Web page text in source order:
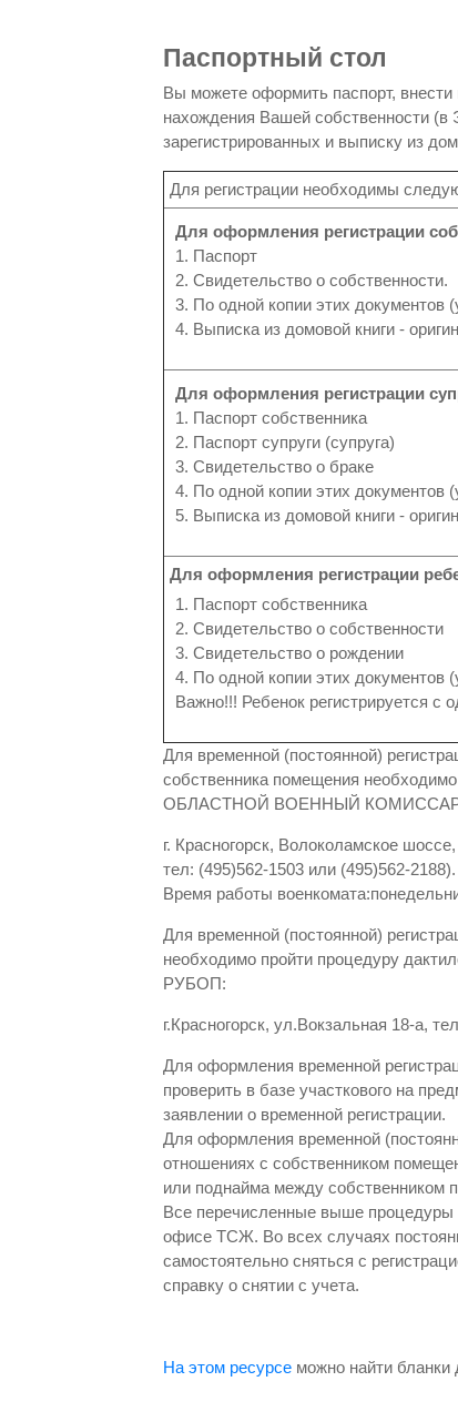
Паспортный стол
Вы можете оформить паспорт, внести
нахождения Вашей собственности
зарегистрированных и выписку из
Для регистрации необходимы
Для оформления регистрации
1. Паспорт
2. Свидетельство о собственности.
3. По одной копии этих документов
4. Выписка из домовой книги -
Для оформления регистрации
1. Паспорт собственника
2. Паспорт супруги (супруга)
3. Свидетельство о браке
4. По одной копии этих документов
5. Выписка из домовой книги -
Для оформления регистрации
1. Паспорт собственника
2. Свидетельство о собственности
3. Свидетельство о рождении
4. По одной копии этих документов
Важно!!! Ребенок регистрируется с
Для временной (постоянной)
собственника помещения
ОБЛАСТНОЙ ВОЕННЫЙ
г. Красногорск, Волоколамское
тел: (495)562-1503 или (495)562-2188).
Время работы
Для временной (постоянной)
необходимо пройти процедуру
РУБОП:
г.Красногорск, ул.Вокзальная 18-а,
Для оформления временной
проверить в базе участкового на
заявлении о временной регистрации.
Для оформления временной
отношениях с собственником
или поднайма между собственником
Все перечисленные выше процедуры
офисе ТСЖ. Во всех случаях
самостоятельно сняться с
справку о снятии с учета.
На этом ресурсе можно найти бланки